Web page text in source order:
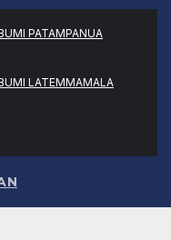
PATAMPANUA
LATEMMAMALA